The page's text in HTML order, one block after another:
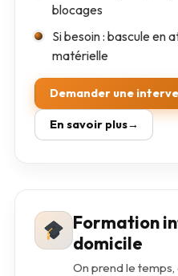
blocages
Si besoin : bascule en
matérielle
Demander une
En savoir plus
Formation
domicile
On prend le